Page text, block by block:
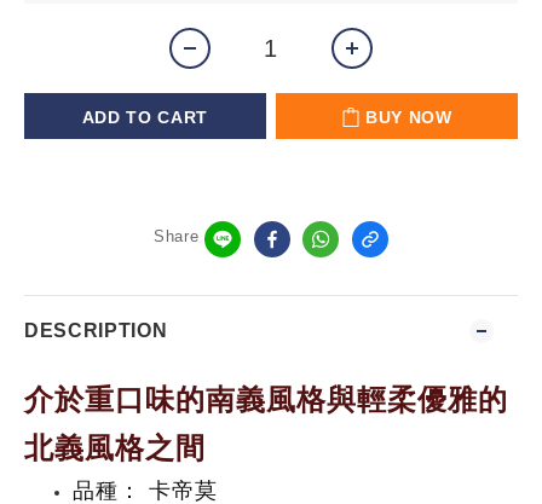
ADD TO CART BUY NOW
Share
DESCRIPTION
介於重口味的南義風格與輕柔優雅的
北義風格之間
品種： 卡帝莫